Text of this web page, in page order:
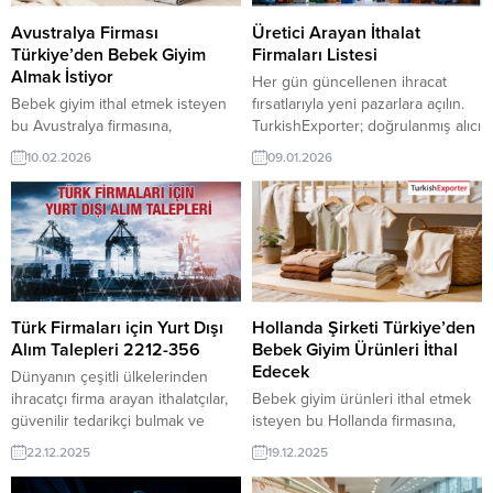
sunuyor. İletişim: 444 23 99 –
539 773 3550
üyelik kredisi sahibi ihracat
şirketleri erişebilmektedir. ➤ Bu...
Avustralya Firması
Türkiye’den Bebek Giyim
Almak İstiyor
Bebek giyim ithal etmek isteyen
bu Avustralya firmasına,
Türkiye’de tekstil ve hazır giyim
ile bebek giyim ürünleri üreticisi
veya tedarikçisi olan ihracatçı
firmalar teklif sunabilirler. Yeni bir
ihracat pazarı fırsatı olan bu alım
ilanının iletişim bilgilerine
TurkishExporter VIP üyeleri ile TE
üyelik kredisi sahibi ihracat
şirketleri erişebilmektedir. ➤ Bu
ithalat...
10.02.2026
Üretici Arayan İthalat
Firmaları Listesi
Her gün güncellenen ihracat
fırsatlarıyla yeni pazarlara açılın.
TurkishExporter; doğrulanmış alıcı
talepleri, sektör bazlı ilanlar ve
hedef ülke odaklı eşleştirmelerle
Türk ihracatçılarını dünyanın dört
bir yanındaki alıcılarla buluşturur.
Günün Öne Çıkan Alım Talepleri
ve İthalatçı Listesi Yunanistanlı
Firma, Jeneratör Satın Almak
İstiyorIrak Firması, Galvanizli Çelik
Boru İthal EdecekKuveytli Şirket,
Türkiye’den...
09.01.2026
Türk Firmaları için Yurt Dışı
Alım Talepleri 2212-356
Dünyanın çeşitli ülkelerinden
ihracatçı firma arayan ithalatçılar,
güvenilir tedarikçi bulmak ve
rekabetçi fiyatlara ulaşmak için
TurkishExporter’ı tercih ediyor.
Platform, sektör bazlı alım
22.12.2025
Hollanda Şirketi Türkiye’den
Bebek Giyim Ürünleri İthal
Edecek
Bebek giyim ürünleri ithal etmek
isteyen bu Hollanda firmasına,
Türkiye’de tekstil ve hazır giyim
sanayi ile bebek ürünleri üreticisi
veya tedarikçisi olan ihracatçı
19.12.2025